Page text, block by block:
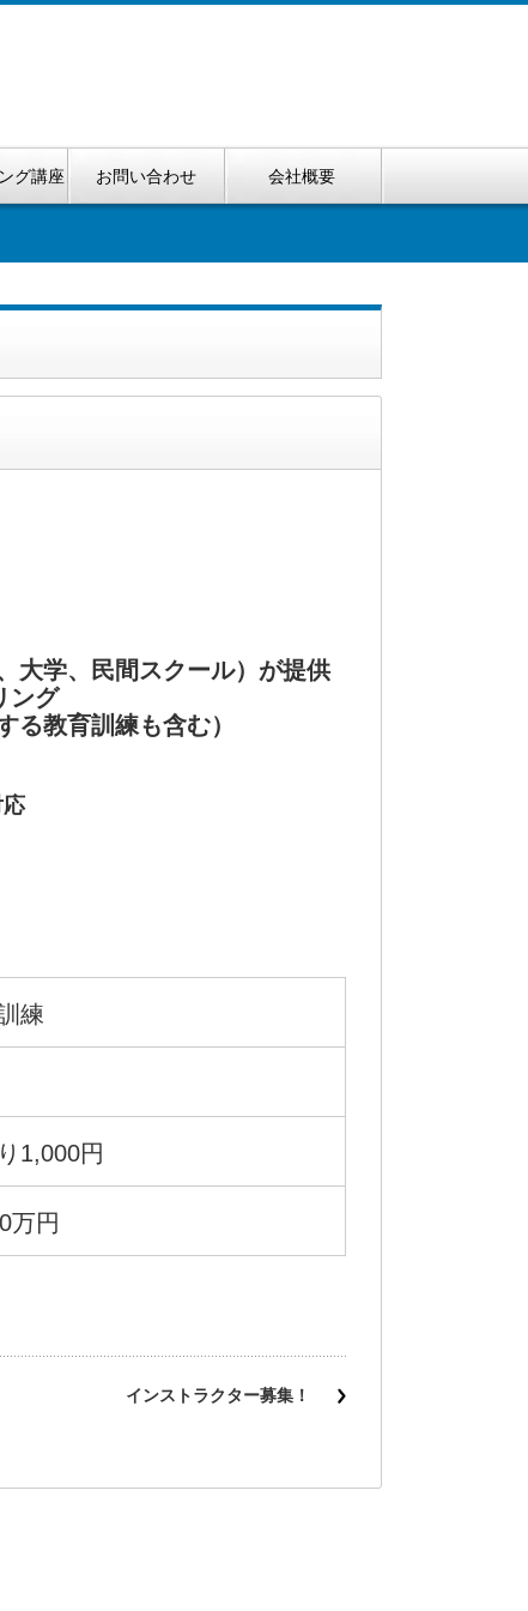
グ講座 お問い合わせ 会社概要
大学、民間スクール）が提供
ング
教育訓練も含む）
練
1,000円
万円
インストラクター募集！